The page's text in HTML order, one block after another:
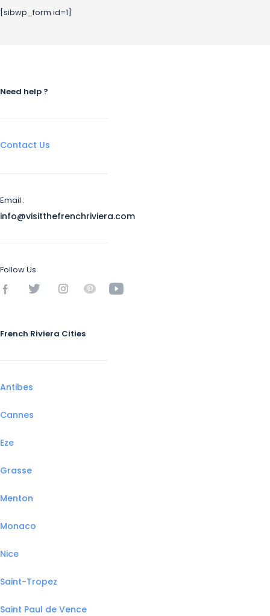
[sibwp_form id=1]
Need help ?
Contact Us
Email :
info@visitthefrenchriviera.com
Follow Us
French Riviera Cities
Antibes
Cannes
Eze
Grasse
Menton
Monaco
Nice
Saint-Tropez
Saint Paul de Vence